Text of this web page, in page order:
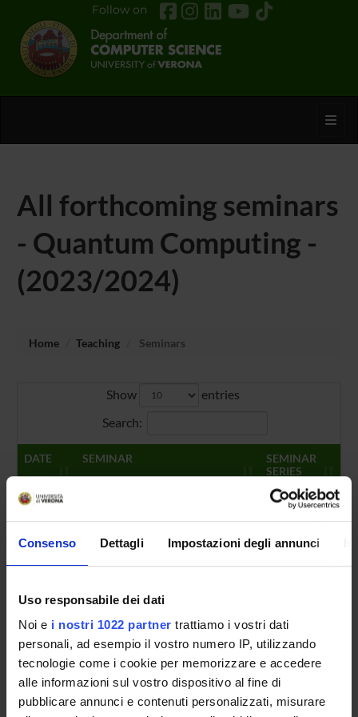
Consenso Dettagli Impostazioni degli annunci
Uso responsabile dei dati
Noi e i nostri 1022 partner trattiamo i vostri dati
personali, ad esempio il vostro numero IP, utilizzando
tecnologie come i cookie per memorizzare e accedere
alle informazioni sul vostro dispositivo al fine di
pubblicare annunci e contenuti personalizzati, misurare
Follow on
All forthcoming seminars
- Quantum Computing -
(2023/2024)
Home Teaching Seminars
Show
entries
Search:
DATE SEMINAR
SEMINAR
SERIES
5/27/24
Timetable:h 14:00 Aula I |
Speaker:
Davide Pastorello (Alma
Mater Studiorum, Università di
Bologna, Department of
Seminari del
Dipartimento
Informatica
Showing 1 to 1 of 1 entries
Previous
1 Next
Tot 1 Seminars